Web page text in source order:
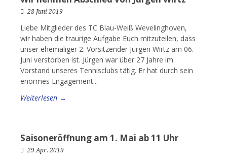
28 Juni 2019
Liebe Mitglieder des TC Blau-Weiß Wevelinghoven,
wir haben die traurige Aufgabe Euch mitzuteilen, dass
unser ehemaliger 2. Vorsitzender Jürgen Wirtz am 06.
Juni verstorben ist. Jürgen war über 27 Jahre im
Vorstand unseres Tennisclubs tätig. Er hat durch sein
enormes Engagement...
Weiterlesen →
Saisoneröffnung am 1. Mai ab 11 Uhr
29 Apr. 2019